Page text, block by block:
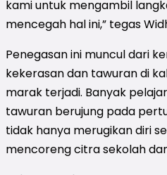
kami untuk mengambil
mencegah hal ini,” tegas
Penegasan ini muncul dari
kekerasan dan tawuran di
marak terjadi. Banyak
tawuran berujung pada
tidak hanya merugikan diri
mencoreng citra sekolah